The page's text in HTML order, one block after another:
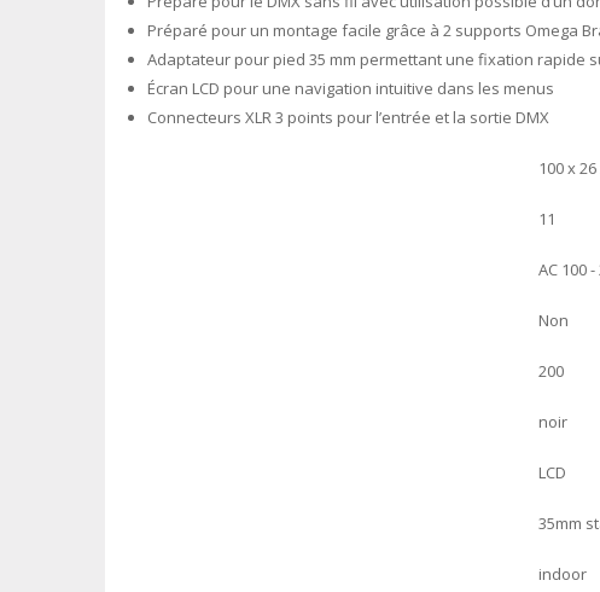
Préparé pour un montage facile grâce à 2 supports Omega
Adaptateur pour pied 35 mm permettant une fixation rapide
Écran LCD pour une navigation intuitive dans les menus
Connecteurs XLR 3 points pour l’entrée et la sortie DMX
100 x
11
AC 100
Non
200
noir
LCD
35mm
indoor